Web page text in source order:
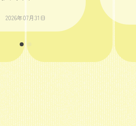
2026年07月31日